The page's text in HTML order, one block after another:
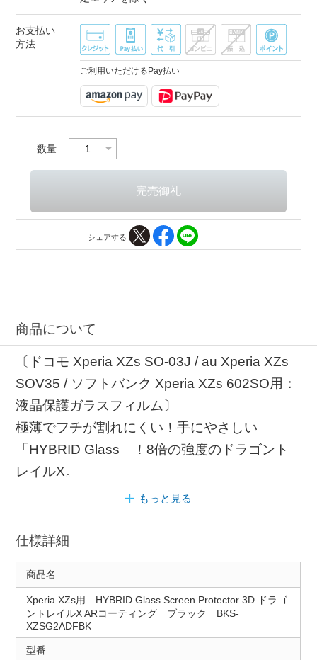
お支払い
方法
ご利用いただけるPay払い
数量
シェアする
商品について
〔ドコモ Xperia XZs SO-03J / au Xperia XZs
SOV35 / ソフトバンク Xperia XZs 602SO用：
液晶保護ガラスフィルム〕
極薄でフチが割れにくい！手にやさしい
「HYBRID Glass」！8倍の強度のドラゴント
レイルX。
もっと見る
仕様詳細
商品名
Xperia XZs用 HYBRID Glass Screen Protector 3D ドラゴ
ントレイルX ARコーティング ブラック BKS-
XZSG2ADFBK
型番